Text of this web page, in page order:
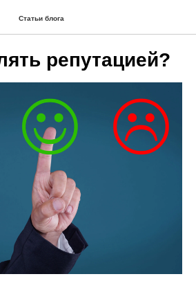
Статьи блога
репутацией?